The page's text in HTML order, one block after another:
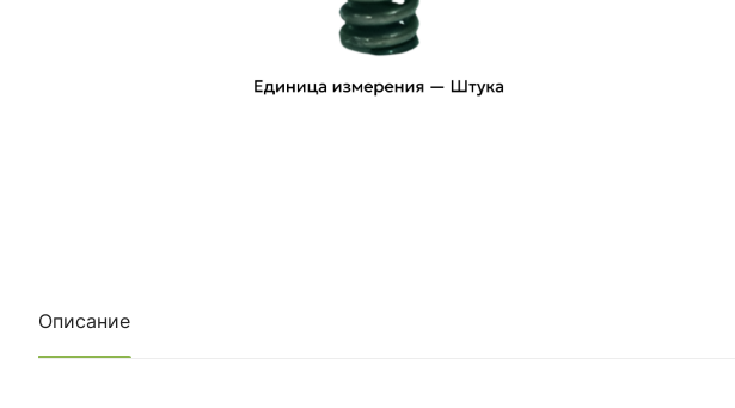
Описание